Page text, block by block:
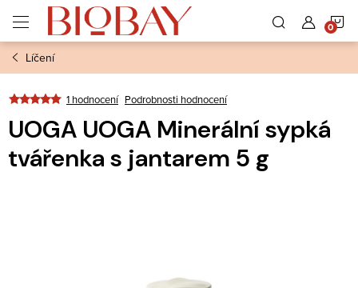
obsah
Líčení
1 hodnocení Podrobnosti hodnocení
UOGA UOGA Minerální sypká
tvářenka s jantarem 5 g